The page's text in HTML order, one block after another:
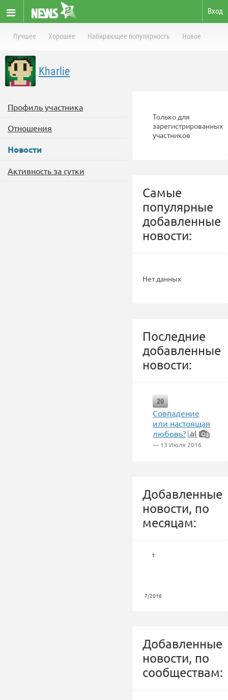
Вход
Лучшее Хорошее Набирающее популярность Новое
Kharlie
Профиль участника
Отношения
Новости
Активность за сутки
Только для
зарегистрированных
участников
Самые
популярные
добавленные
новости:
Нет данных
Последние
добавленные
новости:
20
Совпадение
или настоящая
любовь?
2
— 13 Июля 2016
Добавленные
новости, по
месяцам:
1
7/2016
Добавленные
новости, по
сообществам: